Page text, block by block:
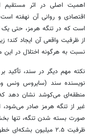
اهمیت اصلی در اثر مستقیم
اقتصادی و روانی آن نهفته
است که در تنگه هرمز، حتی یک
از ظرفیت واقعی آن ایجاد کند؛
نسبت به هرگونه اختلال در
نکته مهم دیگر در سند، تأکید
نویسنده سند (سایروس ونس
منطقه‌ای می‌کوشد نشان دهد
غیر از تنگه هرمز صادر
صورت بسته شدن تنگه، تنها
ظرفیت ۲.۵ میلیون